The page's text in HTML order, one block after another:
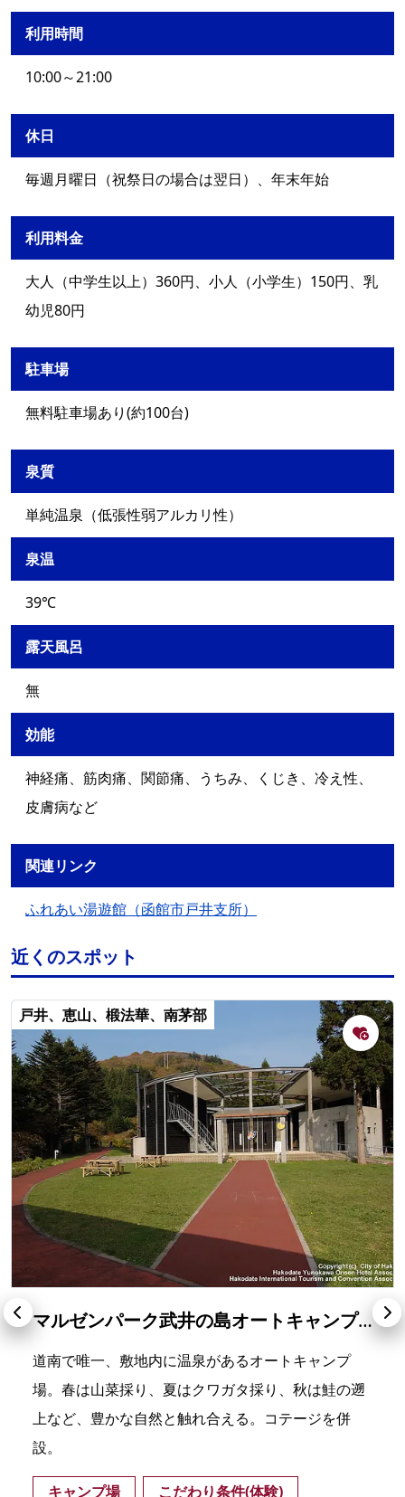
利用時間
10:00～21:00
休日
毎週月曜日（祝祭日の場合は翌日）、年末年始
利用料金
大人（中学生以上）360円、小人（小学生）150円、乳
幼児80円
駐車場
無料駐車場あり(約100台)
泉質
単純温泉（低張性弱アルカリ性）
泉温
39℃
露天風呂
無
効能
神経痛、筋肉痛、関節痛、うちみ、くじき、冷え性、
皮膚病など
関連リンク
ふれあい湯遊館（函館市戸井支所）
近くのスポット
戸井、恵山、椴法華、南茅部
マルゼンパーク武井の島オートキャンプ場（戸井ウォーターパークオートキャンプ場）
道南で唯一、敷地内に温泉があるオートキャンプ
場。春は山菜採り、夏はクワガタ採り、秋は鮭の遡
上など、豊かな自然と触れ合える。コテージを併
設。
キャンプ場 こだわり条件(体験)